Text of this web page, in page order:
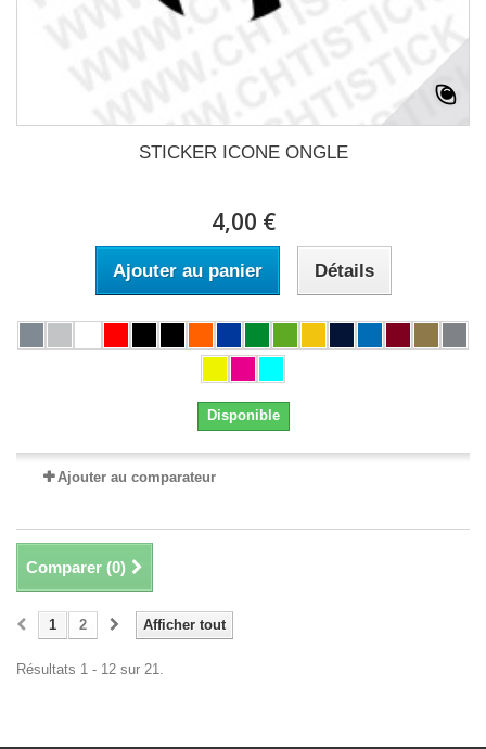
STICKER ICONE ONGLE
4,00 €
Ajouter au panier Détails
Disponible
Ajouter au comparateur
Comparer (0)
Afficher tout
1 2
Résultats 1 - 12 sur 21.